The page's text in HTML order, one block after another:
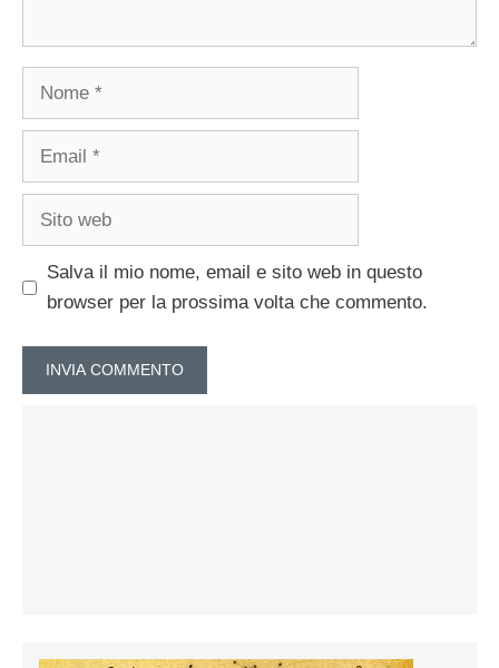
Nome
Email
Sito
Salva il mio nome, email e sito web in questo
browser per la prossima volta che commento.